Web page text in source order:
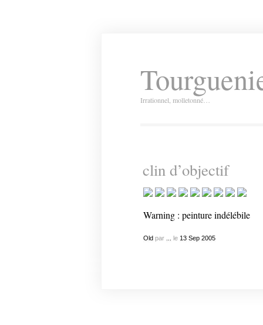
Irrationnel, molletonné…
clin d’objectif
Warning : peinture indélébile
Old par le 13 Sep 2005